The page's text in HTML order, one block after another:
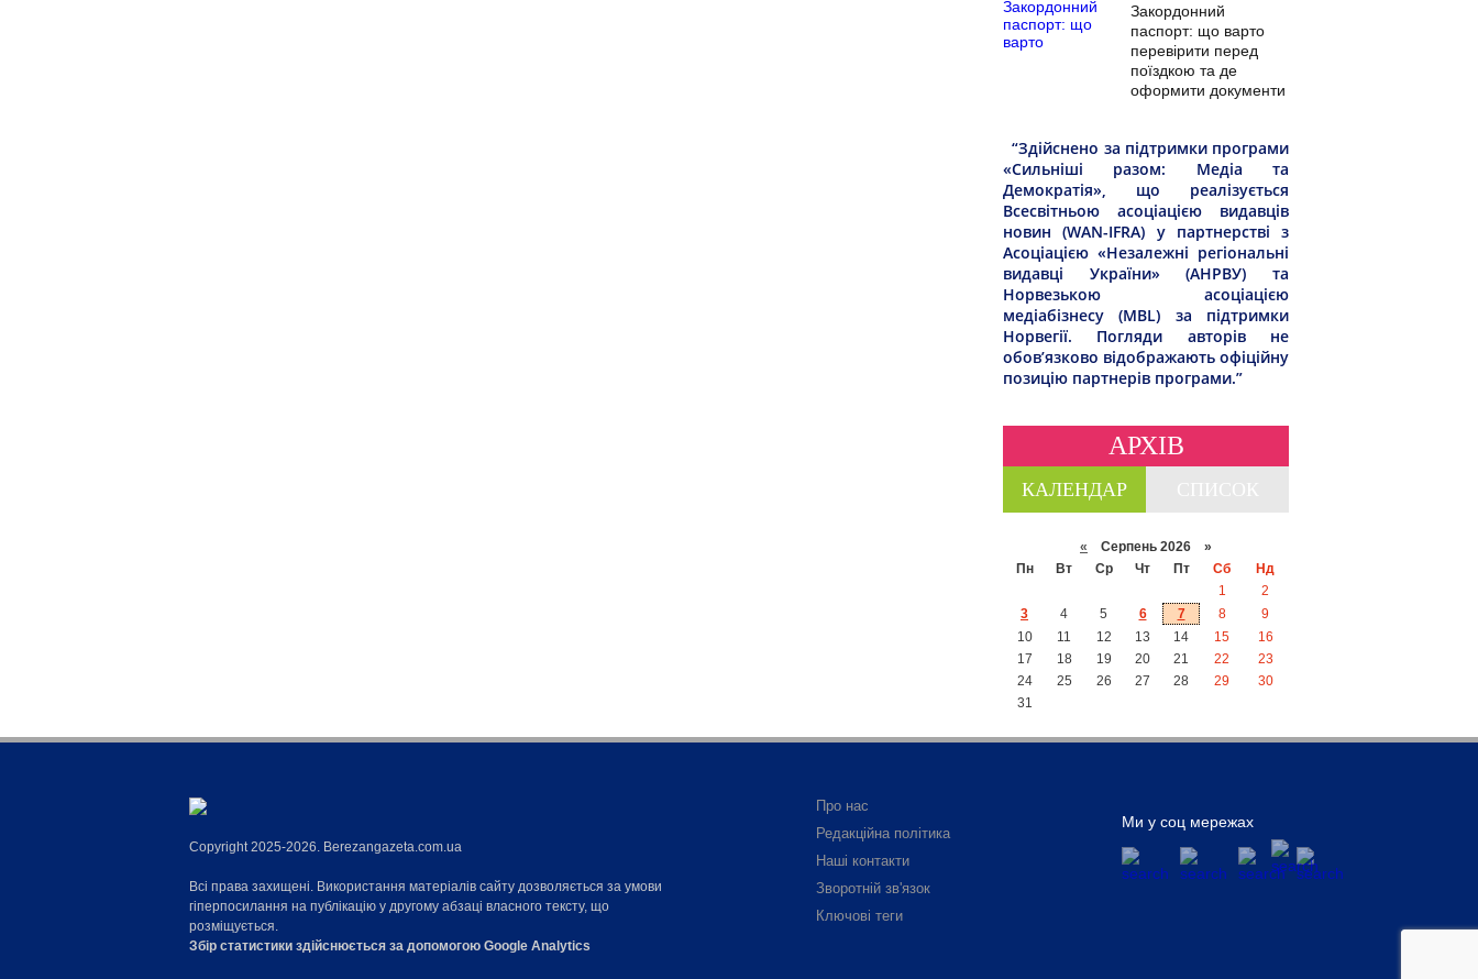
Закордонний
паспорт: що варто
перевірити перед
поїздкою та де
оформити документи
“Здійснено за підтримки програми
«Сильніші разом: Медіа та
Демократія», що реалізується
Всесвітньою асоціацією видавців
новин (WAN-IFRA) у партнерстві з
Асоціацією «Незалежні регіональні
видавці України» (АНРВУ) та
Норвезькою асоціацією
медіабізнесу (MBL) за підтримки
Норвегії. Погляди авторів не
обов’язково відображають офіційну
позицію партнерів програми.”
АРХІВ
КАЛЕНДАР
« Серпень 2026 »
Пн
Вт Ср Чт Пт Сб
Нд
1
2
3
4 5 6 7 8
9
10
11 12 13 14 15
16
17
18 19 20 21 22
23
24
25 26 27 28 29
30
31
Copyright 2025-2026. Berezangazeta.com.ua
Всі права захищені. Використання матеріалів сайту дозволяється за умови
гіперпосилання на публікацію у другому абзаці власного тексту, що
розміщується.
Збір статистики здійснюється за допомогою Google Analytics
Про нас
Редакційна політика
Наші контакти
Зворотній зв'язок
Ключові теги
Ми у соц мережах